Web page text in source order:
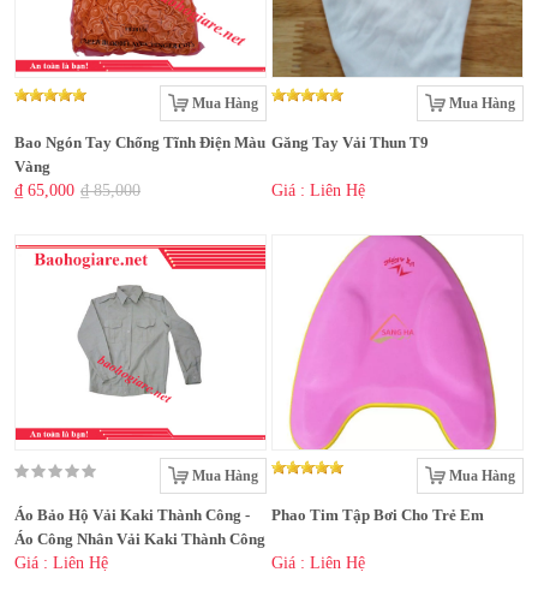
Mua Hàng
Bao Ngón Tay Chống Tĩnh Điện Màu
Vàng
₫ 65,000 ₫ 85,000
Mua Hàng
Găng Tay Vải Thun T9
Giá : Liên Hệ
Mua Hàng
Áo Bảo Hộ Vải Kaki Thành Công -
Áo Công Nhân Vải Kaki Thành Công
Giá : Liên Hệ
Mua Hàng
Phao Tim Tập Bơi Cho Trẻ Em
Giá : Liên Hệ